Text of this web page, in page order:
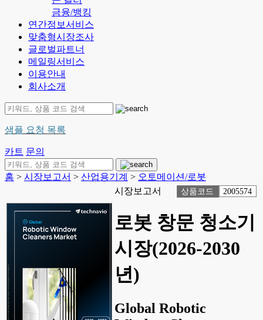
금융/뱅킹
연간정보서비스
맞춤형시장조사
글로벌파트너
메일링서비스
이용안내
회사소개
샘플 요청 목록
카트 문의
홈 > 시장보고서 > 산업용기계 > 오토메이션/로봇
시장보고서
상품코드 2005574
로봇 창문 청소기
시장(2026-2030
년)
Global Robotic